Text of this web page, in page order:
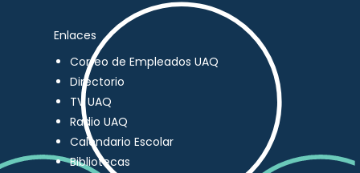
Enlaces
Correo de Empleados UAQ
Directorio
TV UAQ
Radio UAQ
Calendario Escolar
Bibliotecas